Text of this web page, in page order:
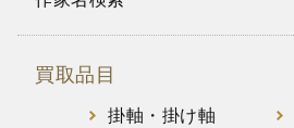
買取品目
掛軸・掛け軸